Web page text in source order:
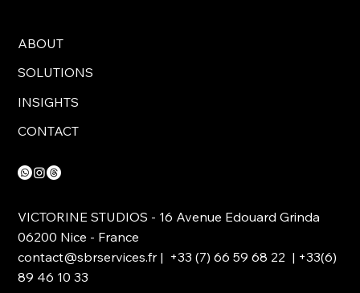
ABOUT
SOLUTIONS
INSIGHTS
CONTACT
VICTORINE STUDIOS - 16 Avenue Edouard Grinda
06200 Nice - France
contact@sbrservices.fr| +33 (7) 66 59 68 22 | +33(6)
89 46 10 33